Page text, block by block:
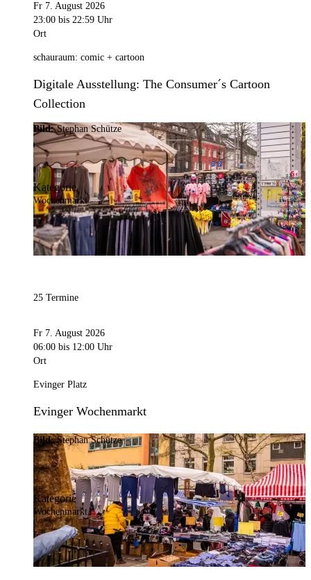
Fr 7. August 2026
23:00 bis 22:59 Uhr
Ort
schauraum: comic + cartoon
Digitale Ausstellung: The Consumer´s Cartoon
Collection
Bild:Stephan Schütze
Kategorie
Wochenmarkt
25 Termine
Fr 7. August 2026
06:00 bis 12:00 Uhr
Ort
Evinger Platz
Evinger Wochenmarkt
Bild:Stephan Schütze
Kategorie
Wochenmarkt